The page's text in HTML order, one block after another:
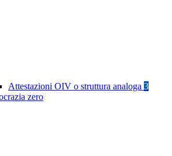
Attestazioni OIV o struttura analoga 3
zero